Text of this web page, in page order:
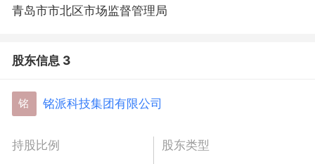
营业执照依法自主开展经营活动）许可项目：第二类增
内船舶运输；旅游业务；港口经营；国家秘密载体技术
经批准的项目，经相关部门批准后方可开展经营活动，
具体经营项目以相关部门批准文件或许可证件为准）
青岛市市北区市场监督管理局
股东信息 3
铭 铭派科技集团有限公司
持股比例
股东类型